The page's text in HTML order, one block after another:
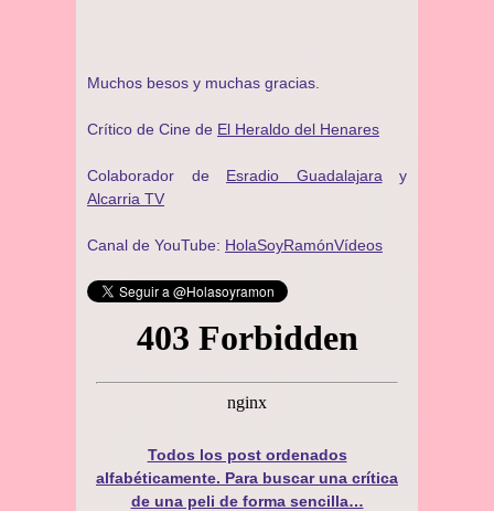
Muchos besos y muchas gracias.
Crítico de Cine de El Heraldo del Henares
Colaborador de Esradio Guadalajara y
Alcarria TV
Canal de YouTube: HolaSoyRamónVídeos
Todos los post ordenados
alfabéticamente. Para buscar una crítica
de una peli de forma sencilla…